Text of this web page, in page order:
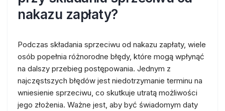
nakazu zapłaty?
Podczas składania sprzeciwu od nakazu zapłaty, wiele
osób popełnia różnorodne błędy, które mogą wpłynąć
na dalszy przebieg postępowania. Jednym z
najczęstszych błędów jest niedotrzymanie terminu na
wniesienie sprzeciwu, co skutkuje utratą możliwości
jego złożenia. Ważne jest, aby być świadomym daty